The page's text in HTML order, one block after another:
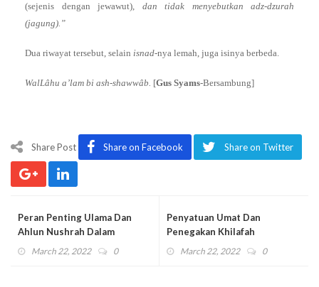
(sejenis dengan jewawut), dan tidak menyebutkan adz-dzurah
(jagung).”
Dua riwayat tersebut, selain isnad-nya lemah, juga isinya berbeda.
WalLâhu a’lam bi ash-shawwâb. [Gus Syams-Bersambung]
Share Post Share on Facebook Share on Twitter
Peran Penting Ulama Dan
Ahlun Nushrah Dalam
Perubahan
March 22, 2022 0
Penyatuan Umat Dan
Penegakan Khilafah
March 22, 2022 0